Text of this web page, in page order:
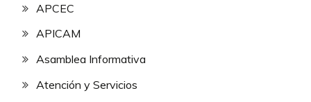
APCEC
APICAM
Asamblea Informativa
Atención y Servicios